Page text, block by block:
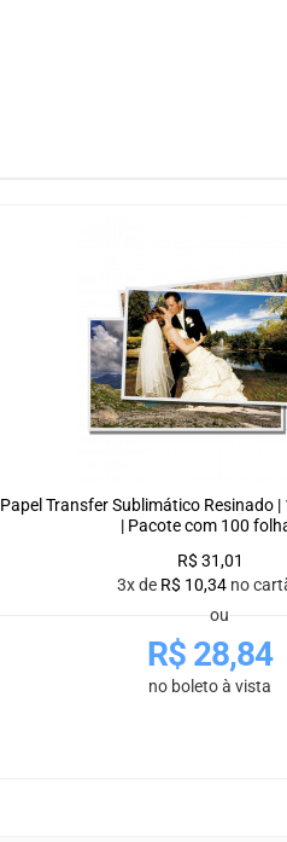
Papel Transfer Sublimático Resinado
| Pacote com 100
R$ 31,01
3x de R$ 10,34 no
ou
R$ 28,84
no boleto à vista